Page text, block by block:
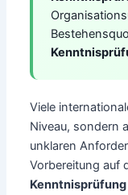
Viele
Niveau, sondern
unklaren
Vorbereitung auf